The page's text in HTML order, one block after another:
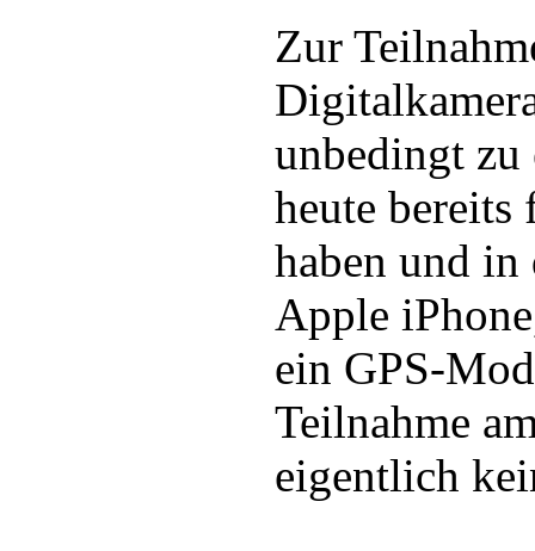
Zur
unbedingt zu
heute
haben und in
Apple
ein GPS-
Teilnahme
eigentlich